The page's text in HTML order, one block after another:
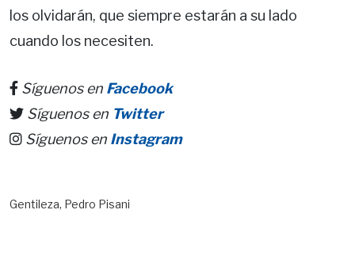
los olvidarán, que siempre estarán a su lado
cuando los necesiten.
Síguenos en Facebook
Síguenos en Twitter
Síguenos en Instagram
Gentileza, Pedro Pisani